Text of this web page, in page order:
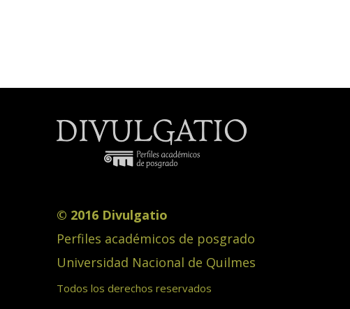
© 2016 Divulgatio
Perfiles académicos de posgrado
Universidad Nacional de Quilmes
Todos los derechos reservados